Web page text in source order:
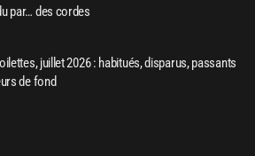
par… des cordes
juillet 2026 : habitués, disparus, passants
de fond